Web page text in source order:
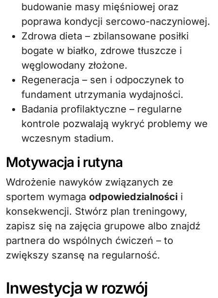
budowanie masy mięśniowej oraz
poprawa kondycji sercowo-naczyniowej.
Zdrowa dieta – zbilansowane posiłki
bogate w białko, zdrowe tłuszcze i
węglowodany złożone.
Regeneracja – sen i odpoczynek to
fundament utrzymania wydajności.
Badania profilaktyczne – regularne
kontrole pozwalają wykryć problemy we
wczesnym stadium.
Motywacja i rutyna
Wdrożenie nawyków związanych ze
sportem wymaga odpowiedzialności i
konsekwencji. Stwórz plan treningowy,
zapisz się na zajęcia grupowe albo znajdź
partnera do wspólnych ćwiczeń – to
zwiększy szansę na regularność.
Inwestycja w rozwój